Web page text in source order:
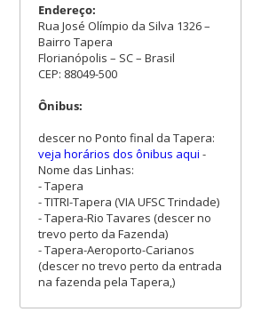
Endereço:
Rua José Olímpio da Silva 1326 –
Bairro Tapera
Florianópolis – SC – Brasil
CEP: 88049-500
Ônibus:
descer no Ponto final da Tapera:
veja horários dos ônibus aqui -
Nome das Linhas:
- Tapera
- TITRI-Tapera (VIA UFSC Trindade)
- Tapera-Rio Tavares (descer no
trevo perto da Fazenda)
- Tapera-Aeroporto-Carianos
(descer no trevo perto da entrada
na fazenda pela Tapera,)